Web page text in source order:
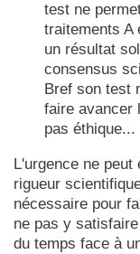
test ne
traitements A
un résultat
consensus
Bref son test
faire avancer
pas éthique...
L'urgence ne
rigueur
nécessaire pour
ne pas y
du temps face à